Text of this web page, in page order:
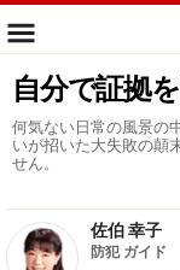
自分で証拠
何気ない日常の風景の
いが招いた大失敗の顛
せん。
佐伯 幸子
防犯 ガイド